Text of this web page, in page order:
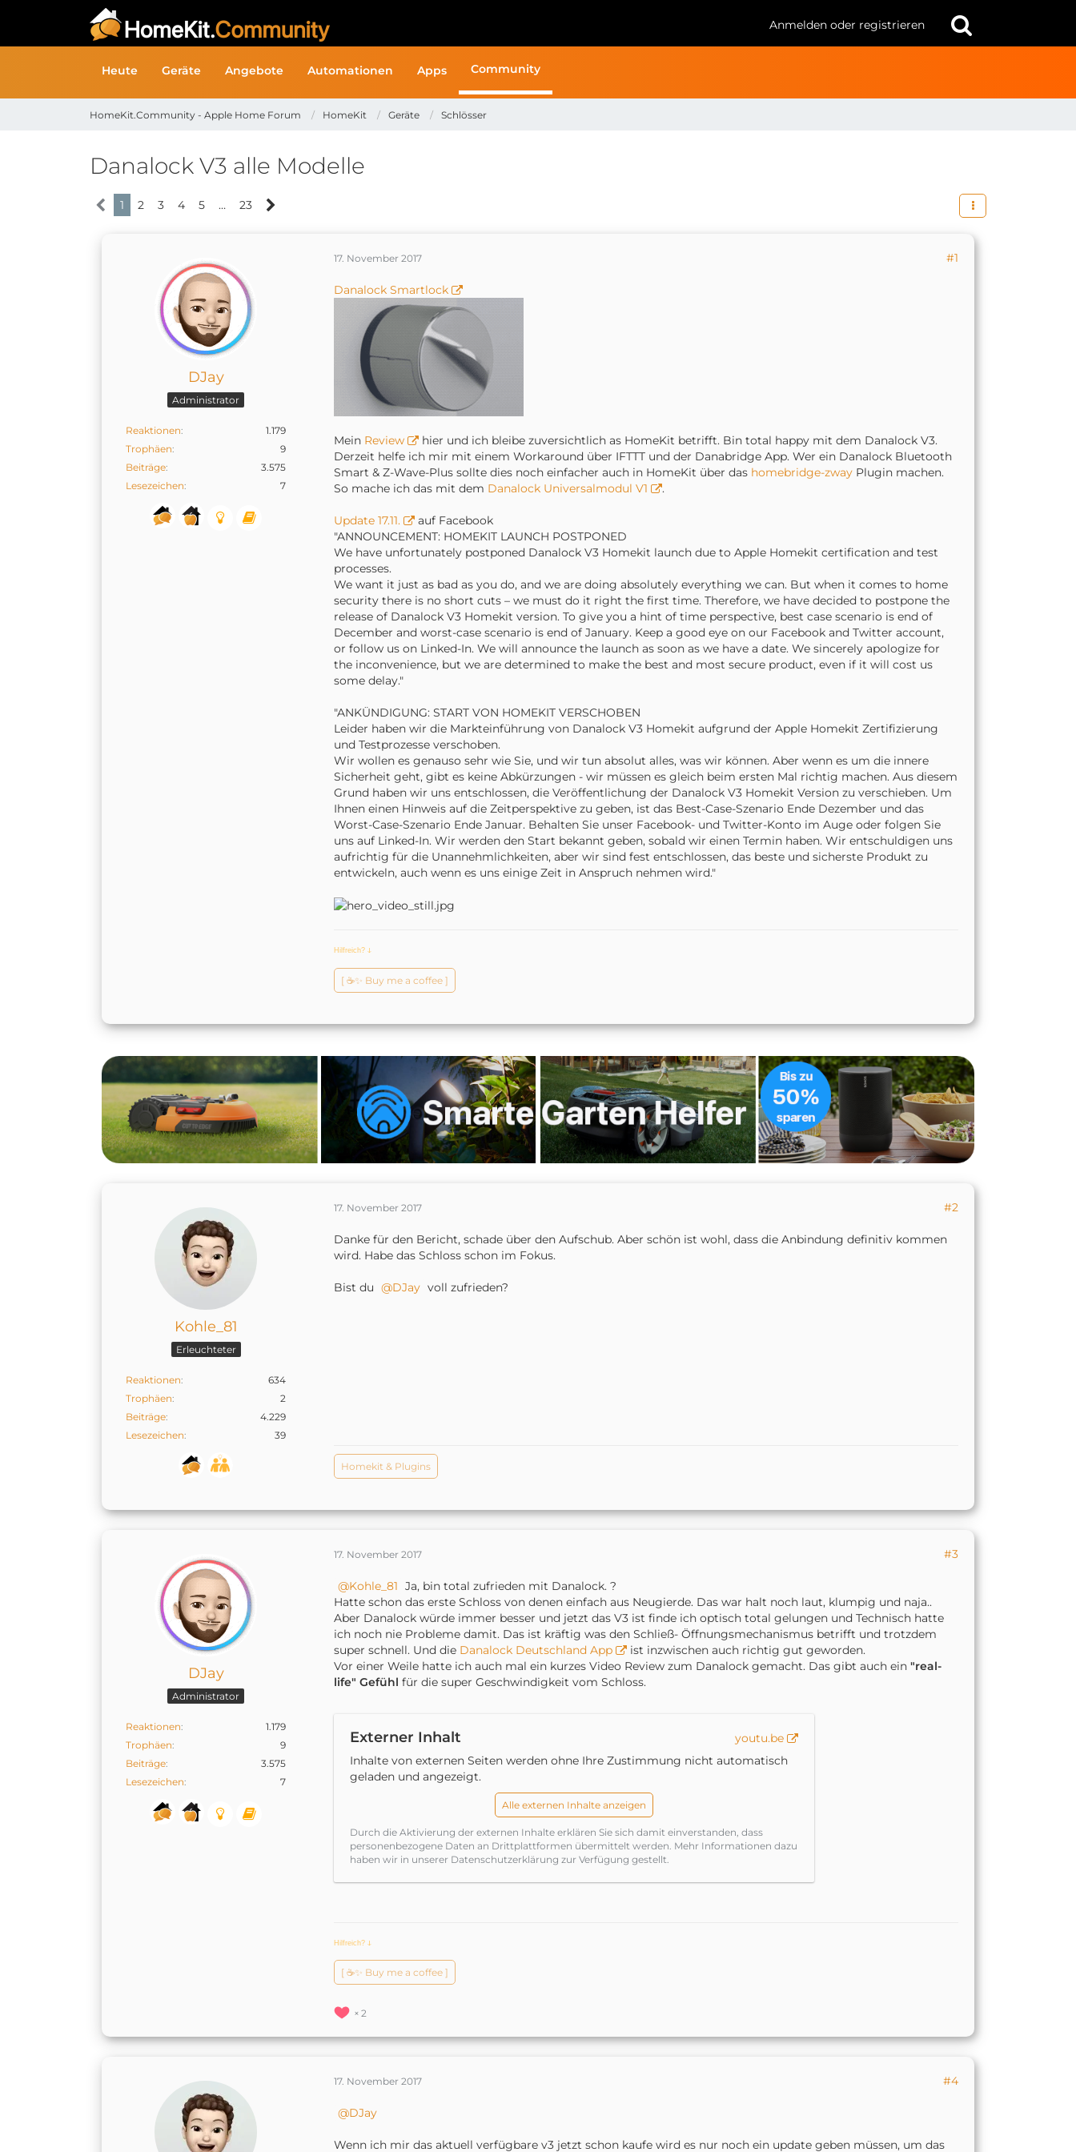
Anmelden oder registrieren
Heute Geräte Angebote Automationen Apps Community
HomeKit.Community - Apple Home Forum HomeKit Geräte Schlösser
Danalock V3 alle Modelle
1 2 3 4 5 … 23
DJay
Administrator
Reaktionen
1.179
Trophäen
9
Beiträge
3.575
Lesezeichen
7
17. November 2017 #1
Danalock Smartlock
Mein Review
hier und ich bleibe zuversichtlich as HomeKit betrifft. Bin total happy mit dem Danalock V3.
Derzeit helfe ich mir mit einem Workaround über IFTTT und der Danabridge App. Wer ein Danalock Bluetooth
Smart & Z-Wave-Plus sollte dies noch einfacher auch in HomeKit über das homebridge-zway Plugin machen.
So mache ich das mit dem Danalock Universalmodul V1 .
Update 17.11.
auf Facebook
"ANNOUNCEMENT: HOMEKIT LAUNCH POSTPONED
We have unfortunately postponed Danalock V3 Homekit launch due to Apple Homekit certification and test
processes.
We want it just as bad as you do, and we are doing absolutely everything we can. But when it comes to home
security there is no short cuts – we must do it right the first time. Therefore, we have decided to postpone the
release of Danalock V3 Homekit version. To give you a hint of time perspective, best case scenario is end of
December and worst-case scenario is end of January. Keep a good eye on our Facebook and Twitter account,
or follow us on Linked-In. We will announce the launch as soon as we have a date. We sincerely apologize for
the inconvenience, but we are determined to make the best and most secure product, even if it will cost us
some delay."
"ANKÜNDIGUNG: START VON HOMEKIT VERSCHOBEN
Leider haben wir die Markteinführung von Danalock V3 Homekit aufgrund der Apple Homekit Zertifizierung
und Testprozesse verschoben.
Wir wollen es genauso sehr wie Sie, und wir tun absolut alles, was wir können. Aber wenn es um die innere
Sicherheit geht, gibt es keine Abkürzungen - wir müssen es gleich beim ersten Mal richtig machen. Aus diesem
Grund haben wir uns entschlossen, die Veröffentlichung der Danalock V3 Homekit Version zu verschieben. Um
Ihnen einen Hinweis auf die Zeitperspektive zu geben, ist das Best-Case-Szenario Ende Dezember und das
Worst-Case-Szenario Ende Januar. Behalten Sie unser Facebook- und Twitter-Konto im Auge oder folgen Sie
uns auf Linked-In. Wir werden den Start bekannt geben, sobald wir einen Termin haben. Wir entschuldigen uns
aufrichtig für die Unannehmlichkeiten, aber wir sind fest entschlossen, das beste und sicherste Produkt zu
entwickeln, auch wenn es uns einige Zeit in Anspruch nehmen wird."
Hilfreich? ↆ
[ ☕️✨ Buy me a coffee ]
Kohle_81
Erleuchteter
Reaktionen
634
Trophäen
2
Beiträge
4.229
Lesezeichen
39
17. November 2017 #2
Danke für den Bericht, schade über den Aufschub. Aber schön ist wohl, dass die Anbindung definitiv kommen
wird. Habe das Schloss schon im Fokus.
Bist du DJay voll zufrieden?
Homekit & Plugins
DJay
Administrator
Reaktionen
1.179
Trophäen
9
Beiträge
3.575
Lesezeichen
7
17. November 2017 #3
Kohle_81 Ja, bin total zufrieden mit Danalock. ?
Hatte schon das erste Schloss von denen einfach aus Neugierde. Das war halt noch laut, klumpig und naja..
Aber Danalock würde immer besser und jetzt das V3 ist finde ich optisch total gelungen und Technisch hatte
ich noch nie Probleme damit. Das ist kräftig was den Schließ- Öffnungsmechanismus betrifft und trotzdem
super schnell. Und die Danalock Deutschland App
ist inzwischen auch richtig gut geworden.
Vor einer Weile hatte ich auch mal ein kurzes Video Review zum Danalock gemacht. Das gibt auch ein "real-
life" Gefühl für die super Geschwindigkeit vom Schloss.
Externer Inhalt
youtu.be
Inhalte von externen Seiten werden ohne Ihre Zustimmung nicht automatisch
geladen und angezeigt.
Alle externen Inhalte anzeigen
Durch die Aktivierung der externen Inhalte erklären Sie sich damit einverstanden, dass
personenbezogene Daten an Drittplattformen übermittelt werden. Mehr Informationen dazu
haben wir in unserer Datenschutzerklärung zur Verfügung gestellt.
Hilfreich? ↆ
[ ☕️✨ Buy me a coffee ]
2
17. November 2017 #4
DJay
Wenn ich mir das aktuell verfügbare v3 jetzt schon kaufe wird es nur noch ein update geben müssen, um das